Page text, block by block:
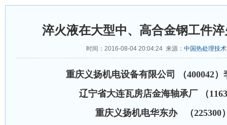
淬火液在大型中、高合金钢工件
时间：2016-08-04 20:04:24 来源： 中国热处理技
重庆义扬机电设备有限公司 （400042）
辽宁省大连瓦房店金海轴承厂 （
重庆义扬机电华东办 （225300